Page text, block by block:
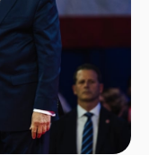
크다. 로이터 통신도 6일
프가 대규모 추방 계획을
인용 "군대부터, 해외
부연했다. 또
간 동안 추방 규모를